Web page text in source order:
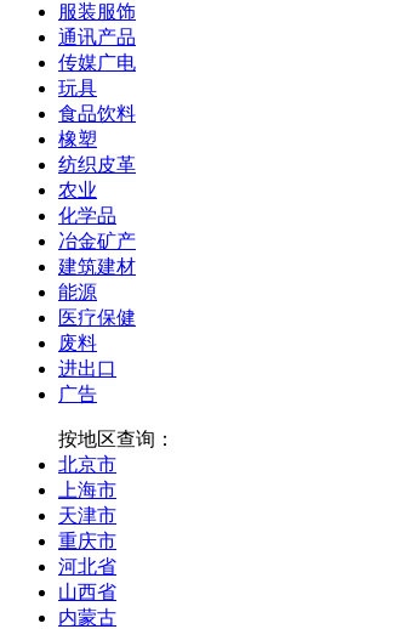
服装服饰
通讯产品
传媒广电
玩具
食品饮料
橡塑
纺织皮革
农业
化学品
冶金矿产
建筑建材
能源
医疗保健
废料
进出口
广告
按地区查询：
北京市
上海市
天津市
重庆市
河北省
山西省
内蒙古